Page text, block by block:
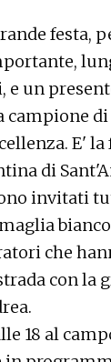
festa,
e un
campione
E' la
di
invitati
che
con la
18 al